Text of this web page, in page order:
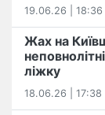
19.06.26 | 18:36
Жах на
ліжку
18.06.26 | 17:38